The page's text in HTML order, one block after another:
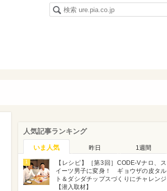
人気記事ランキング
いま人気 昨日 1週間
1
【レシピ】［第3回］CODE-Vナロ、ス
イーツ男子に変身！ ギョウザの皮タル
ト＆ダシダチップスづくりにチャレンジ
【潜入取材】